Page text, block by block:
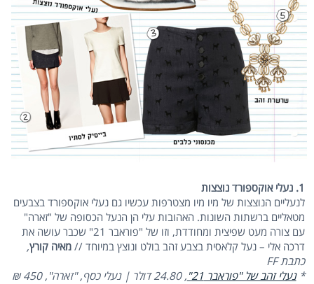
1. נעלי אוקספורד נוצצות
לנעליים הנוצצות של מיו מיו מצטרפות עכשיו גם נעלי אוקספורד בצבעים
מטאליים ברשתות השונות. האהובות עלי הן הנעל הכסופה של "זארה"
עם צורה מעט שפיצית ומחודדת, וזו של "פוראבר 21" שכבר עושה את
דרכה אלי – נעל קלאסית בצבע זהב בולט ונוצץ במיוחד //מאיה קורץ,
כתבת FF
*נעלי זהב של "פוראבר 21" , 24.80 דולר | נעלי כסף, "זארה", 450 ₪